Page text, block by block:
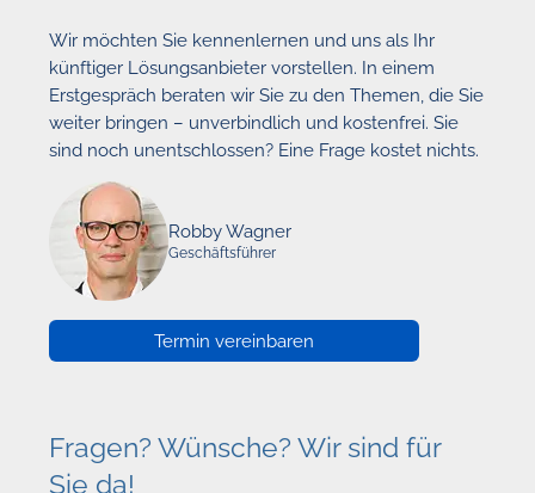
Wir möchten Sie kennenlernen und uns als Ihr
künftiger Lösungsanbieter vorstellen. In einem
Erstgespräch beraten wir Sie zu den Themen, die Sie
weiter bringen – unverbindlich und kostenfrei. Sie
sind noch unentschlossen? Eine Frage kostet nichts.
Robby Wagner
Geschäftsführer
Termin vereinbaren
Fragen? Wünsche? Wir sind für
Sie da!